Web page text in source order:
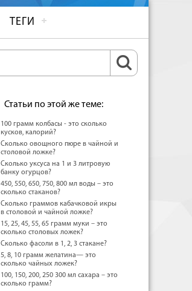
ТЕГИ
Статьи по этой же теме:
100 грамм колбасы - это сколько
кусков, калорий?
Сколько овощного пюре в чайной и
столовой ложке?
Сколько уксуса на 1 и 3 литровую
банку огурцов?
450, 550, 650, 750, 800 мл воды – это
сколько стаканов?
Сколько граммов кабачковой икры
в столовой и чайной ложке?
15, 25, 45, 55, 65 грамм муки – это
сколько столовых ложек?
Сколько фасоли в 1, 2, 3 стакане?
5, 8, 10 грамм желатина— это
сколько чайных ложек?
100, 150, 200, 250 300 мл сахара – это
сколько грамм?